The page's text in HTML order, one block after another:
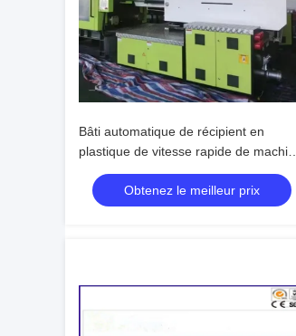
Bâti automatique de récipient en
plastique de vitesse rapide de machine
d'injection de mur mince
Obtenez le meilleur prix